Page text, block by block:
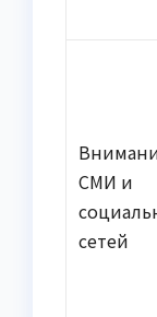
СМИ и
сетей